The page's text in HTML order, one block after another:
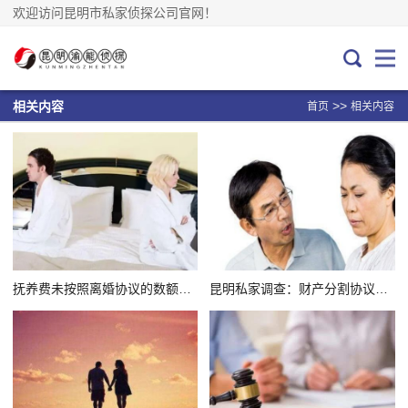
欢迎访问昆明市私家侦探公司官网！
首页 >> 相关内容
相关内容
抚养费未按照离婚协议的数额支付该咋办 昆明私家调查：财产分割协议可以在离婚后签署吗